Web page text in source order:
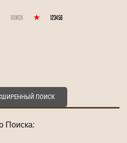
Поиск 123456
ПОИСК
Поиска: